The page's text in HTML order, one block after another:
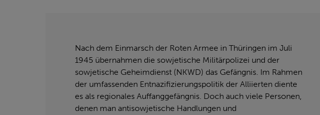
Nach dem Einmarsch der Roten Armee in Thüringen im Juli
1945 übernahmen die sowjetische Militärpolizei und der
sowjetische Geheimdienst (NKWD) das Gefängnis. Im Rahmen
der umfassenden Entnazifizierungspolitik der Alliierten diente
es als regionales Auffanggefängnis. Doch auch viele Personen,
denen man antisowjetische Handlungen und